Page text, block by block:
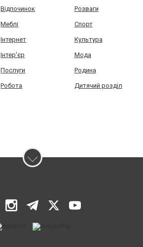
Відпочинок Розваги
Меблі Спорт
Інтернет Культура
Інтер'єр Мода
Послуги Родина
Робота Дитячий розділ